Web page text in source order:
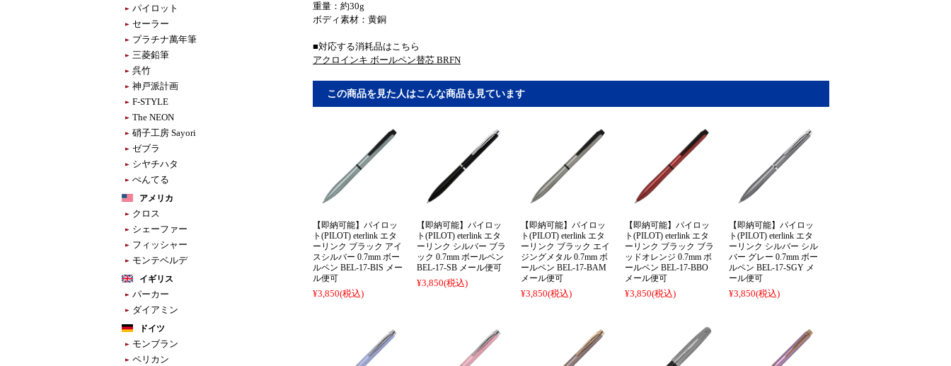
重量：約30g
ボディ素材：黄銅
■対応する消耗品はこちら
アクロインキ ボールペン替芯 BRFN
この商品を見た人はこんな商品も見ています
【即納可能】パイロッ
ト(PILOT) eterlink エタ
ーリンク ブラック アイ
スシルバー 0.7mm ボー
ルペン BEL-17-BIS メー
ル便可
¥3,850(税込)
【即納可能】パイロッ
ト(PILOT) eterlink エタ
ーリンク シルバー ブラ
ック 0.7mm ボールペン
BEL-17-SB メール便可
¥3,850(税込)
【即納可能】パイロッ
ト(PILOT) eterlink エタ
ーリンク ブラック エイ
ジングメタル 0.7mm ボ
ールペン BEL-17-BAM
メール便可
¥3,850(税込)
【即納可能】パイロッ
ト(PILOT) eterlink エタ
ーリンク ブラック ブラ
ッドオレンジ 0.7mm ボ
ールペン BEL-17-BBO
メール便可
¥3,850(税込)
【即納可能】パイロッ
ト(PILOT) eterlink エタ
ーリンク シルバー シル
バー グレー 0.7mm ボー
ルペン BEL-17-SGY メ
ール便可
¥3,850(税込)
パイロット
セーラー
プラチナ萬年筆
三菱鉛筆
呉竹
神戸派計画
F-STYLE
The NEON
硝子工房 Sayori
ゼブラ
シヤチハタ
ぺんてる
アメリカ
クロス
シェーファー
フィッシャー
モンテベルデ
イギリス
パーカー
ダイアミン
ドイツ
モンブラン
ペリカン